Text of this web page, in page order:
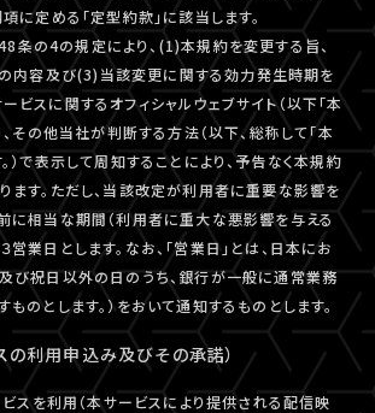
に定める「定型約款」に該当します。
条の4の規定により、(1)本規約を変更する旨、
内容及び(3)当該変更に関する効力発生時期を
ビスに関するオフィシャルウェブサイト（以下「本
、その他当社が判断する方法（以下、総称して「本
）で表示して周知することにより、予告なく本規約
ます。ただし、当該改定が利用者に重要な影響を
に相当な期間（利用者に重大な悪影響を与える
業日とします。なお、「営業日」とは、日本にお
び祝日以外の日のうち、銀行が一般に通常業務
のとします。）をおいて通知するものとします。
の利用申込み及びその承諾）
スを利用（本サービスにより提供される配信映